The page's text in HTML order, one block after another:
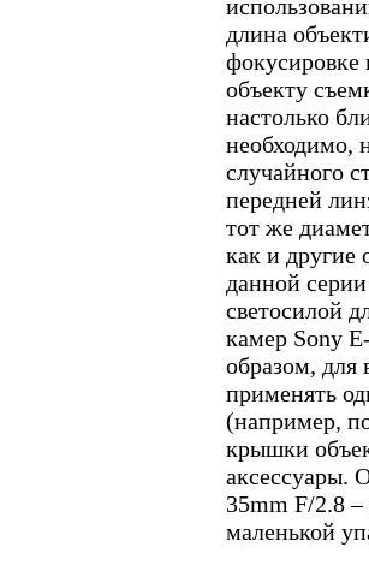
длина
фокусировке
объекту
настолько
необходимо,
случайного
передней
тот же
как и другие
данной
светосилой
камер Sony
образом, для
применять
(например,
крышки
аксессуары.
35mm F/2.8
маленькой